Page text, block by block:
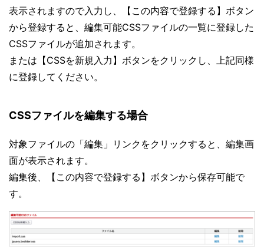
表示されますので入力し、【この内容で登録する】ボタン
から登録すると、編集可能CSSファイルの一覧に登録した
CSSファイルが追加されます。
または【CSSを新規入力】ボタンをクリックし、上記同様
に登録してください。
CSSファイルを編集する場合
対象ファイルの「編集」リンクをクリックすると、編集画
面が表示されます。
編集後、【この内容で登録する】ボタンから保存可能で
す。